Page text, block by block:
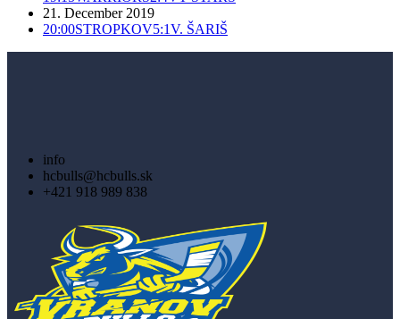
21. December 2019
20:00STROPKOV5:1V. ŠARIŠ
info
hcbulls@hcbulls.sk
+421 918 989 838